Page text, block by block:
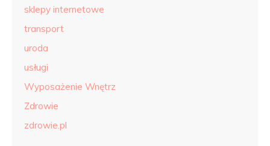
sklepy internetowe
transport
uroda
usługi
Wyposażenie Wnętrz
Zdrowie
zdrowie.pl